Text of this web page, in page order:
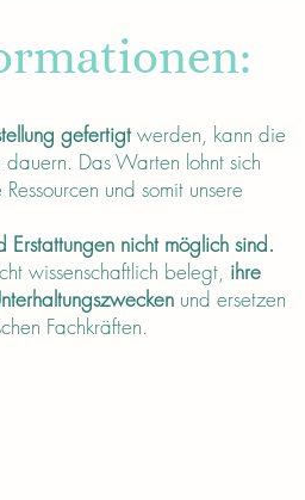
gefertigtwerden, kann die
Das Warten lohnt sich
und somit unsere
Erstattungen nicht möglich sind.
wissenschaftlich belegt, ihre
und ersetzen
Fachkräften.